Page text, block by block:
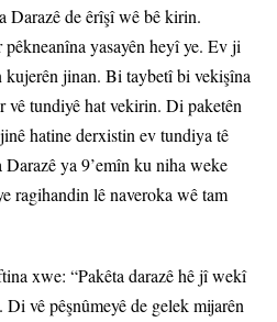
Darazê de êrîşî wê bê kirin.
yasayên heyî ye. Ev ji
jinan. Bi taybetî bi vekişîna
vê tundiyê hat vekirin. Di paketên
hatine derxistin ev tundiya tê
ya 9’emîn ku niha weke
ragihandin lê naveroka wê tam
xwe: “Pakêta darazê hê jî wekî
vê pêşnûmeyê de gelek mijarên